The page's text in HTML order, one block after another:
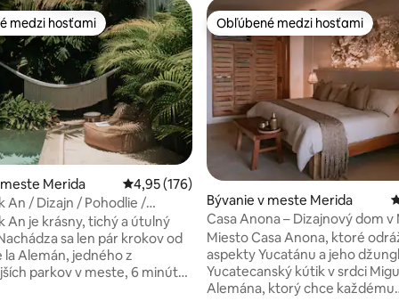
medzi hosťami
medzi hosťami
Merida Priemerné ohodnotenie 4,95 z 5, počet
4,95 (176)
An / Dizajn / Pohodlie /
An je krásny, tichý a útulný
sa len pár krokov od
la Alemán, jedného z
parkov v meste, 6 minút
Obľúbené medzi hosťami
Obľúbené medzi hosťami
Bývanie v meste Merida
Casa Anona – Dizajnový dom
súkromný bazén
Miesto Casa Anona, ktoré
aspekty Yucatánu a jeho
Yucatecanský kútik v srdci
Alemána, ktorý chce každému